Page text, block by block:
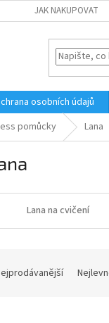
JAK NAKUPOVAT
osobních údajů
pomůcky Lana
Lana na cvičení